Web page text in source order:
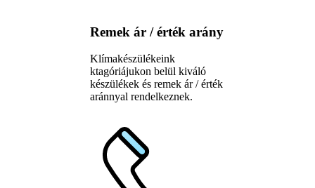
Remek ár / érték arány
Klímakészülékeink
ktagóriájukon belül kiváló
készülékek és remek ár / érték
aránnyal rendelkeznek.